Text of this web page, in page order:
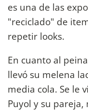
es una de las
"reciclado" de
repetir looks.
En cuanto al
llevó su melena
media cola. Se le
Puyol y su